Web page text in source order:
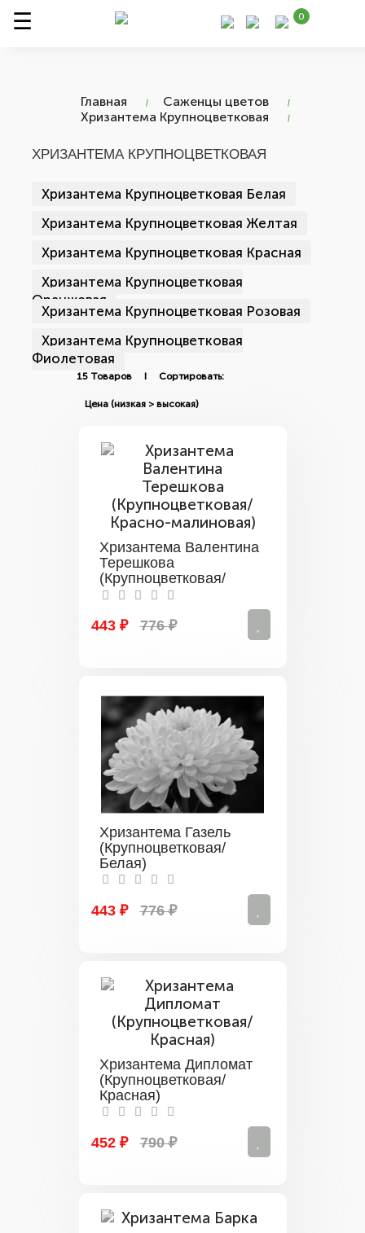
0
Главная
Саженцы цветов
Хризантема Крупноцветковая
ХРИЗАНТЕМА КРУПНОЦВЕТКОВАЯ
Хризантема Крупноцветковая Белая
Хризантема Крупноцветковая Желтая
Хризантема Крупноцветковая Красная
Хризантема Крупноцветковая
Оранжевая
Хризантема Крупноцветковая Розовая
Хризантема Крупноцветковая
Фиолетовая
15 Товаров I Сортировать:
Хризантема Валентина
Терешкова
(Крупноцветковая/
Красно-малиновая)
443 ₽
776 ₽
Хризантема Газель
(Крупноцветковая/
Белая)
443 ₽ 776 ₽
Хризантема Дипломат
(Крупноцветковая/
Красная)
452 ₽ 790 ₽